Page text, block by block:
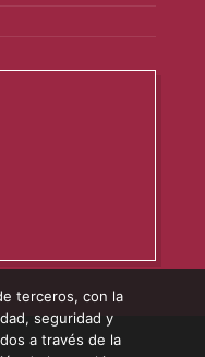
terceros, con la
seguridad y
a través de la